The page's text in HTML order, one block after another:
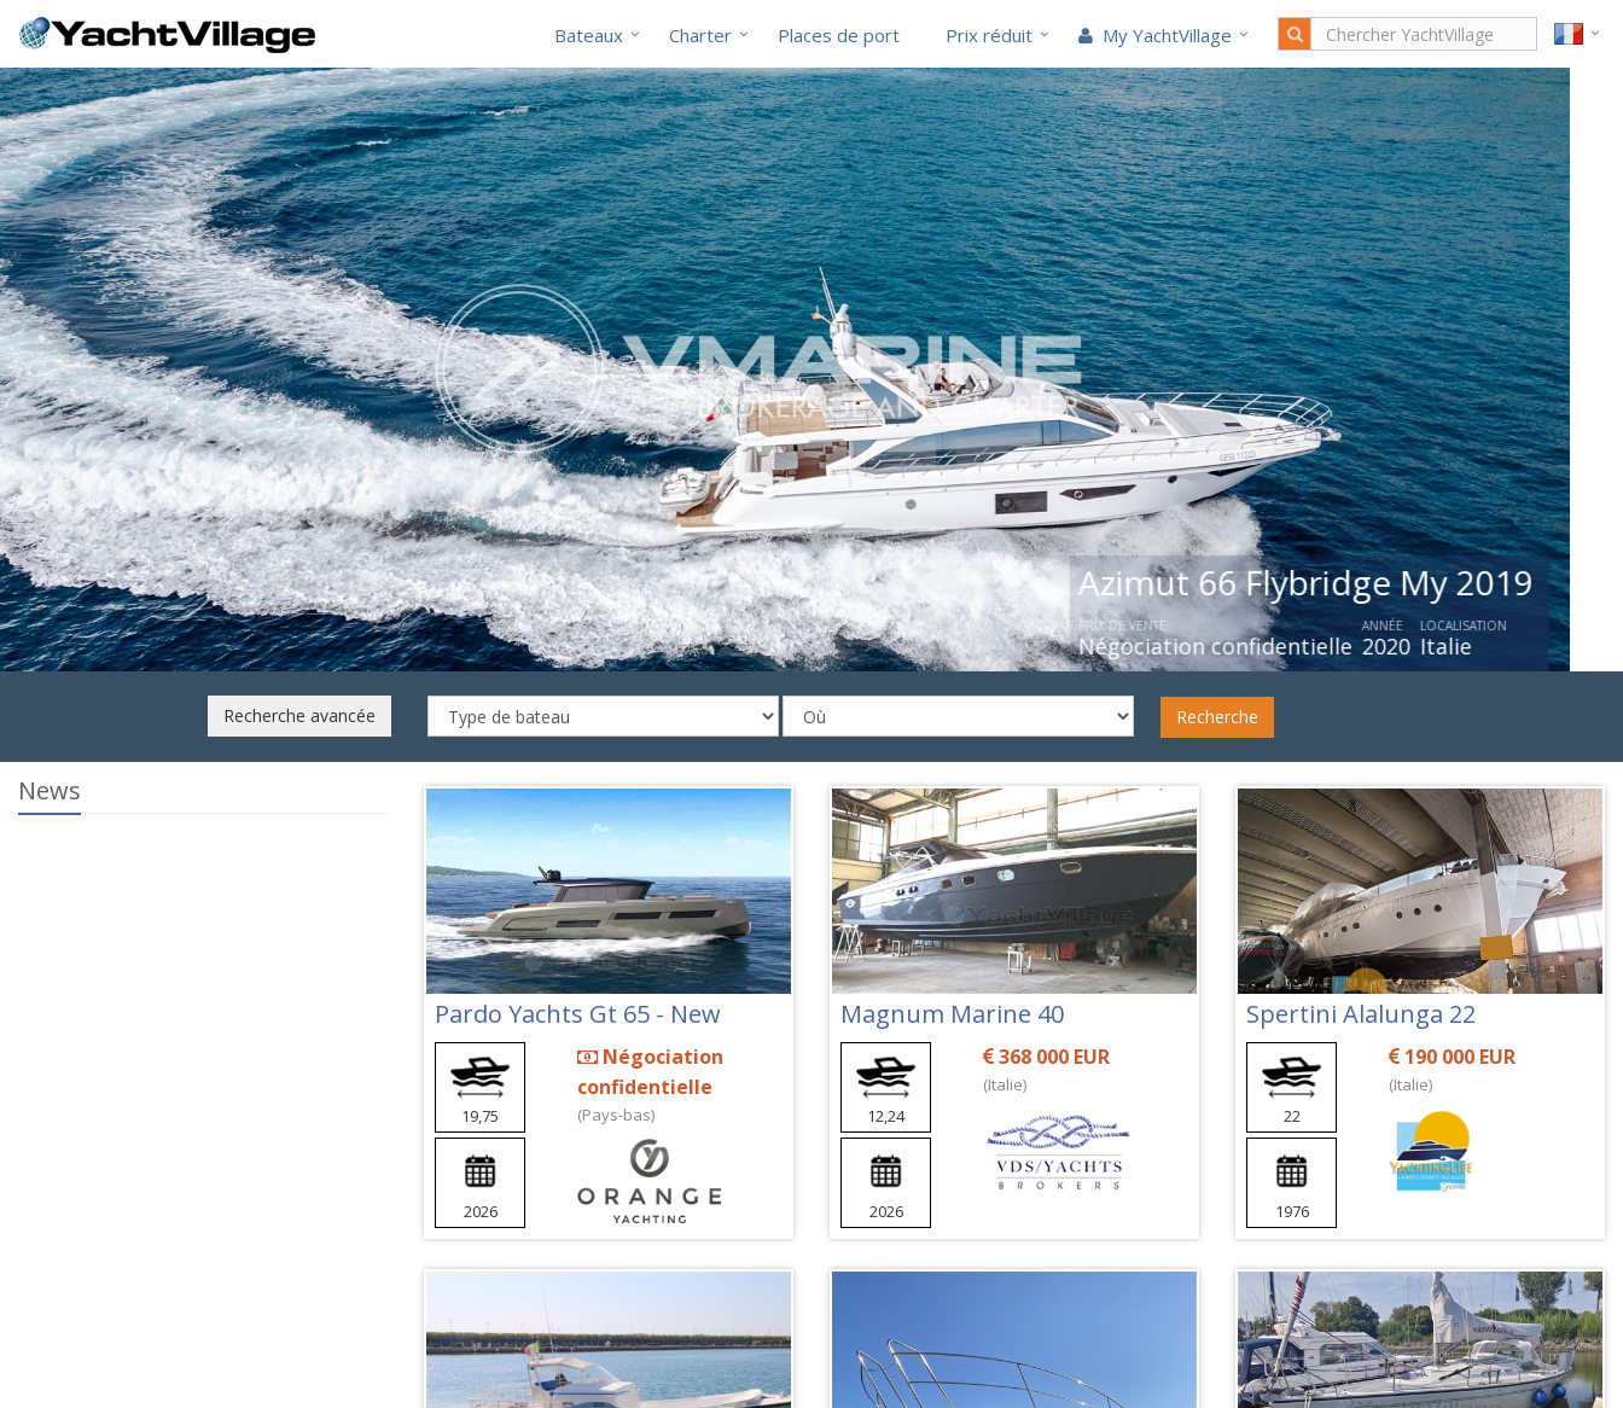
Bateaux Charter Places de port Prix réduit My YachtVillage
Azimut Atlantis 45
PRIX DE VENTE
Négociation confidentielle
ANNÉE
2026
LOCALISATION
Liguria
Recherche avancée Recherche
Pardo Yachts Gt 65 - New
19,75
2026
Négociation
confidentielle
(Pays-bas)
Magnum Marine 40
12,24
2026
368 000 EUR
(Italie)
Spertini Alalunga 22
22
1976
190 000 EUR
(Italie)
News